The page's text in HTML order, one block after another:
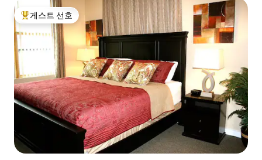
상위 게스트 선호
게스트 선호